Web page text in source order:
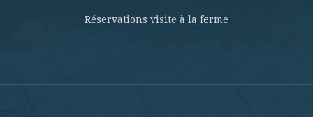
Réservations visite à la ferme